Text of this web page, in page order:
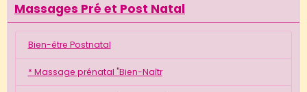
Massages Pré et Post Natal
Bien-être Postnatal
* Massage prénatal "Bien-Naîtr